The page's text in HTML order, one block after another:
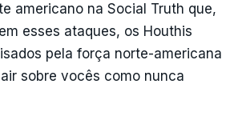
americano na Social Truth que,
esses ataques, os Houthis
pela força norte-americana
sobre vocês como nunca